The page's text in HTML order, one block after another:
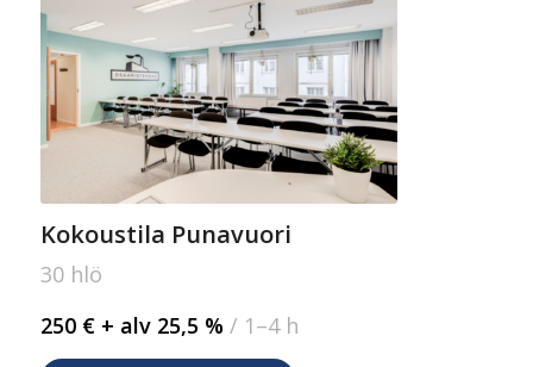
Kokoustila Punavuori
30 hlö
250 € + alv 25,5 % / 1–4 h